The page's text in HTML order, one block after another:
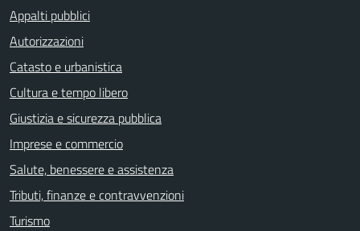
Appalti pubblici
Autorizzazioni
Catasto e urbanistica
Cultura e tempo libero
Giustizia e sicurezza pubblica
Imprese e commercio
Salute, benessere e assistenza
Tributi, finanze e contravvenzioni
Turismo